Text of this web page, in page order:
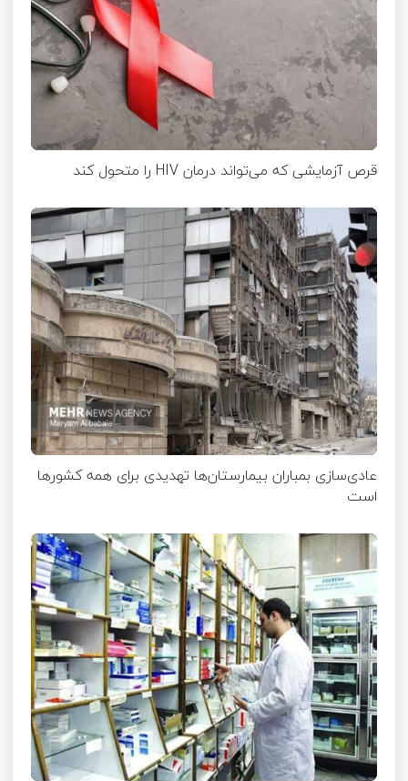
قرص آزمایشی که می‌تواند درمان HIV را متحول کند
عادی‌سازی بمباران بیمارستان‌ها تهدیدی برای همه کشورها
است